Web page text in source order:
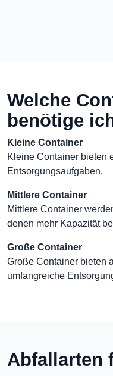
Welche
benötige
Kleine Container
Kleine Container bieten
Entsorgungsaufgaben.
Mittlere Container
Mittlere Container
denen mehr Kapazität
Große Container
Große Container bieten
umfangreiche
Abfallarten